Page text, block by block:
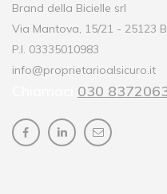
Brand della Bicielle srl
Via Mantova, 15/21 - 25123
P.I. 03335010983
info@proprietarioalsicuro.it
030